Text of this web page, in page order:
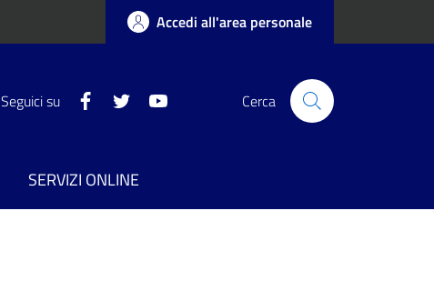
Accedi all'area personale
Seguici su FacebookTwitter Cerca
SERVIZI ONLINE